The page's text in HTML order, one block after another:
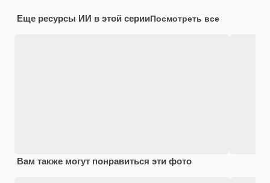
Еще ресурсы ИИ в этой серииПосмотреть все
Вам также могут понравиться эти фото